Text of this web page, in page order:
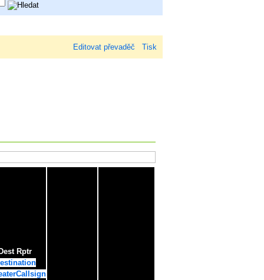
Tisk
Editovat převaděč
Dest Rptr
Callsign